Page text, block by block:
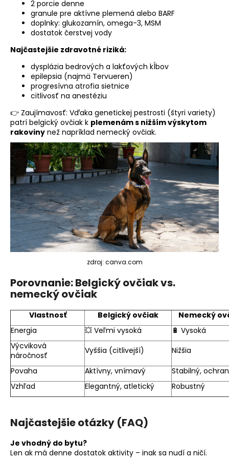
2 porcie denne
granule pre aktívne plemená alebo BARF
doplnky: glukozamín, omega-3, MSM
dostatok čerstvej vody
Najčastejšie zdravotné riziká:
dysplázia bedrových a lakťových kĺbov
epilepsia (najmä Tervueren)
progresívna atrofia sietnice
citlivosť na anestéziu
👉 Zaujímavosť: Vďaka genetickej pestrosti (štyri variety)
patrí belgický ovčiak k plemenám s nižším výskytom
rakoviny než napríklad nemecký ovčiak.
zdroj: canva.com
Porovnanie: Belgický ovčiak vs.
nemecký ovčiak
Vlastnosť Belgický ovčiak
Nemecký
Energia
💥 Veľmi vysoká
🔋 Vysoká
Výcviková
náročnosť
Vyššia (citlivejší)
Nižšia
Povaha
Aktívny, vnímavý
Stabilný,
Vzhľad
Elegantný, atletický Robustný
Najčastejšie otázky (FAQ)
Je vhodný do bytu?
Len ak má denne dostatok aktivity – inak sa nudí a ničí.